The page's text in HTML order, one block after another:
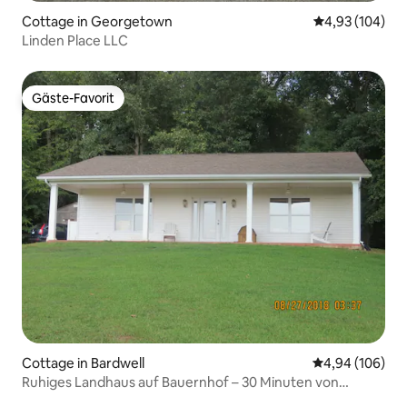
Cottage in Georgetown
4,93 (104)
Linden Place LLC
Gäste-Favorit
Gäste-Favorit
Cottage in Bardwell
4,94 (106)
Ruhiges Landhaus auf Bauernhof – 30 Minuten von